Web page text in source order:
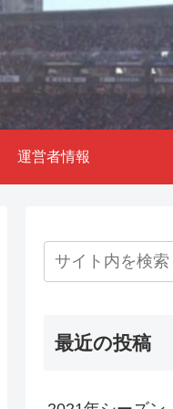
運営者情報
最近の投稿